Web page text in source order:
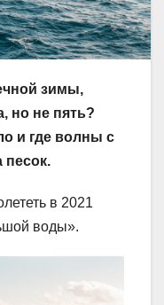
зимы,
но не пять?
и где волны с
в 2021
воды».